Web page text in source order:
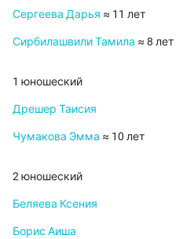
Сергеева Дарья ≈ 11 лет
Сирбилашвили Тамила ≈ 8 лет
1 юношеский
Дрешер Таисия
Чумакова Эмма ≈ 10 лет
2 юношеский
Беляева Ксения
Борис Аиша